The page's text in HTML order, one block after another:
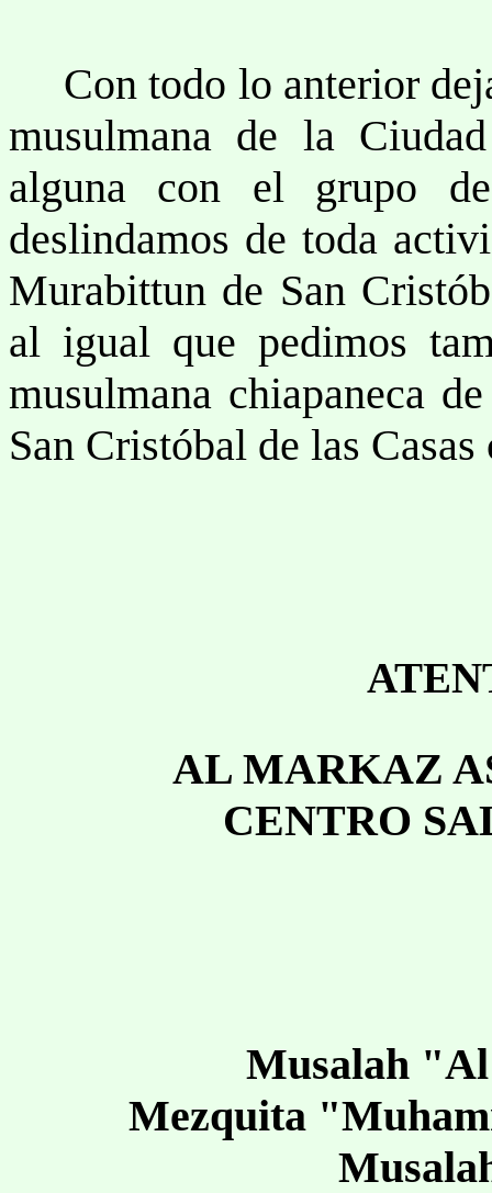
Con todo lo anterior
musulmana de la
alguna con el grupo
deslindamos de toda
Murabittun de San
al igual que pedimos
musulmana chiapaneca
San Cristóbal de las Casas
AL MARKAZ
CENTRO
Musalah
Mezquita